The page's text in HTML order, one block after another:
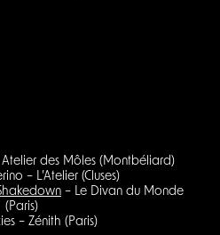
Atelier des Môles (Montbéliard)
– L’Atelier (Cluses)
– Le Divan du Monde
(Paris)
– Zénith (Paris)